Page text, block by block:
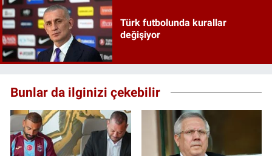
Türk futbolunda kurallar
değişiyor
Bunlar da ilginizi çekebilir